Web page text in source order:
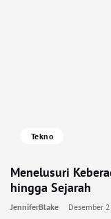
Tekno
Menelusuri
hingga Sejarah
JenniferBlake Desember